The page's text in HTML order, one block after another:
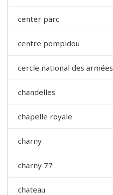
center parc
centre pompidou
cercle national des armées
chandelles
chapelle royale
charny
charny 77
chateau